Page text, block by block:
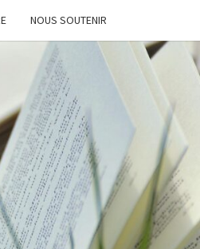
NOUS SOUTENIR